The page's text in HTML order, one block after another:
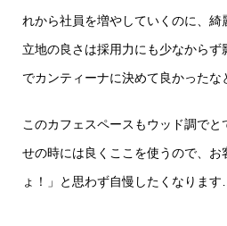
れから社員を増やしていくのに、綺
立地の良さは採用力にも少なから
でカンティーナに決めて良かったな
このカフェスペースもウッド調で
せの時には良くここを使うので、お
ょ！」と思わず自慢したくなりま